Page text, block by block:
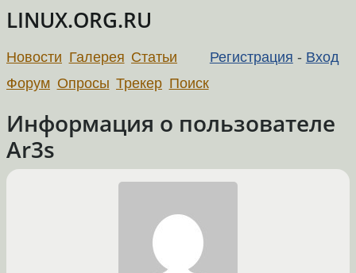
LINUX.ORG.RU
Регистрация - Вход
Новости Галерея Статьи
Форум Опросы Трекер Поиск
Информация о пользователе
Ar3s